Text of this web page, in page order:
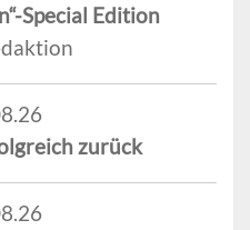
Special Edition
zurück